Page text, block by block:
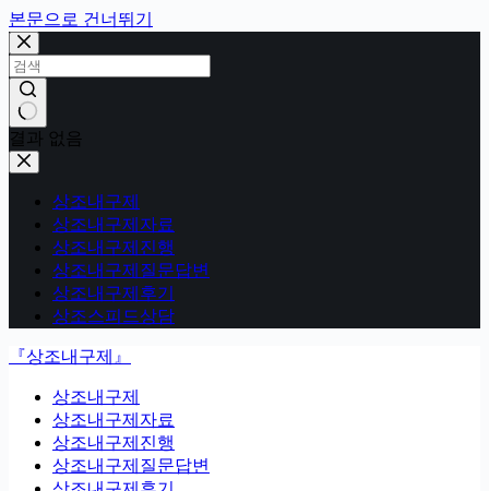
본문으로 건너뛰기
결과 없음
상조내구제
상조내구제자료
상조내구제진행
상조내구제질문답변
상조내구제후기
상조스피드상담
『상조내구제』
상조내구제
상조내구제자료
상조내구제진행
상조내구제질문답변